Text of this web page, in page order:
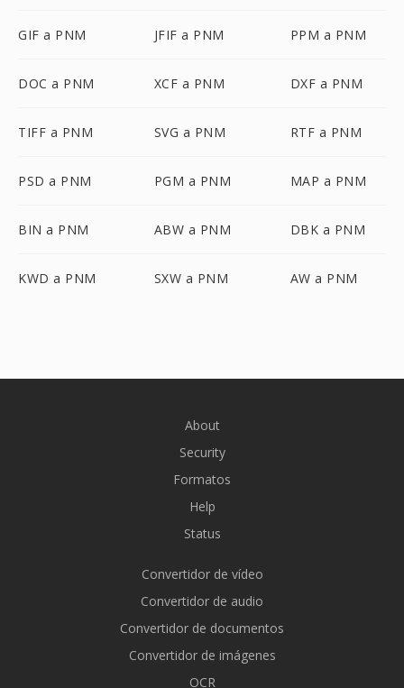
GIF a PNM JFIF a PNM PPM a PNM
DOC a PNM XCF a PNM DXF a PNM
TIFF a PNM SVG a PNM RTF a PNM
PSD a PNM PGM a PNM MAP a PNM
BIN a PNM ABW a PNM DBK a PNM
KWD a PNM SXW a PNM AW a PNM
About
Security
Formatos
Help
Status
Convertidor de vídeo
Convertidor de audio
Convertidor de documentos
Convertidor de imágenes
OCR